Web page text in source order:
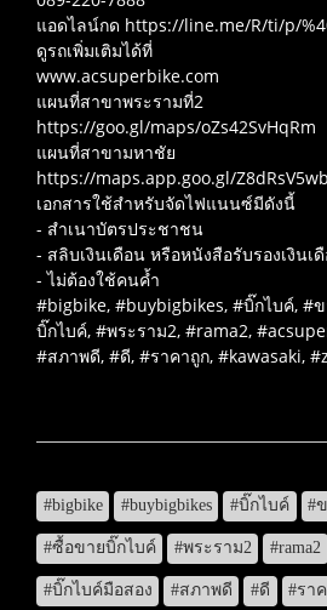
แอดไลน์กด https://line.me/R/ti/p/
ดูรถเพิ่มเติมได้ที่
www.acsuperbike.com
แผนที่สาขาพระรามที่2
https://goo.gl/maps/oZs42SvHqRm
แผนที่สาขามหาชัย​
https://maps.app.goo.gl/
เอกสารใช้สำหรับจัดไฟแนนซ์มีดังนี้
- สำเนาบัตรประชาชน
- สลิบเงินเดือน หรือหนังสือรับรองเงินเ
- ไม่ต้องใช้คนค้ำ
#bigbike, #buybigbikes, #บิ๊กไบค์, #
บิ๊กไบค์, #พระราม2, #rama2,
#สภาพดี, #ดี, #ราคาถูก, #kawasaki,
#bigbike #buybigbikes #บิ๊กไบค์ #
#ซื้อขายบิ๊กไบค์ #พระราม2 #rama2
#บิ๊กไบค์มือสอง #สภาพดี #ดี #รา